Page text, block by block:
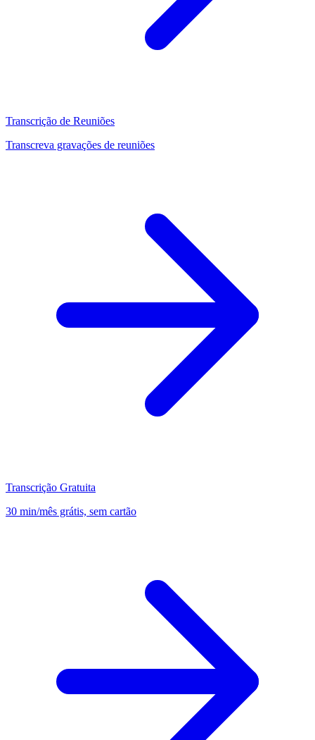
Transcrição de Reuniões
Transcreva gravações de reuniões
Transcrição Gratuita
30 min/mês grátis, sem cartão